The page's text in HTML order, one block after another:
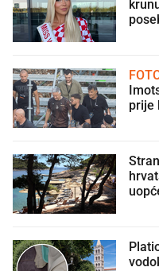
prije